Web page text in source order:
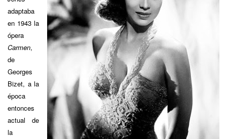
adaptaba
en 1943 la
ópera
Carmen,
de
Georges
Bizet, a la
época
entonces
actual de
la